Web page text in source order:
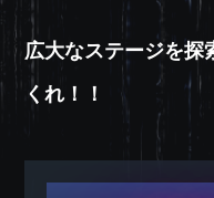
広大なステージを探
くれ！！